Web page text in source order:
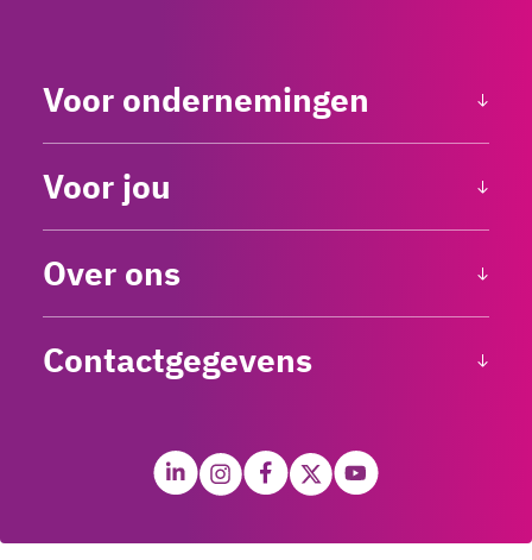
Voor ondernemingen
Voor jou
Over ons
Contactgegevens